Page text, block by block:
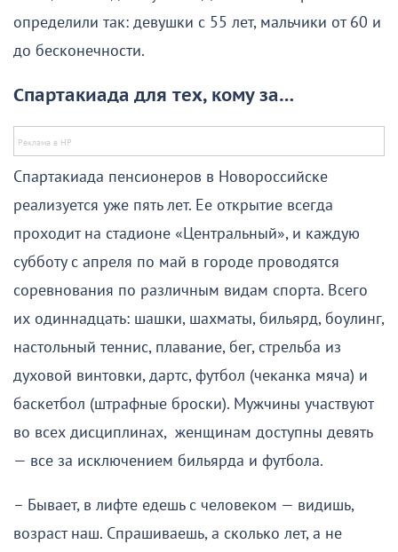
определили так: девушки с 55 лет, мальчики от 60 и
до бесконечности.
Спартакиада для тех, кому за…
Спартакиада пенсионеров в Новороссийске
реализуется уже пять лет. Ее открытие всегда
проходит на стадионе «Центральный», и каждую
субботу с апреля по май в городе проводятся
соревнования по различным видам спорта. Всего
их одиннадцать: шашки, шахматы, бильярд, боулинг,
настольный теннис, плавание, бег, стрельба из
духовой винтовки, дартс, футбол (чеканка мяча) и
баскетбол (штрафные броски). Мужчины участвуют
во всех дисциплинах, женщинам доступны девять
— все за исключением бильярда и футбола.
– Бывает, в лифте едешь с человеком — видишь,
возраст наш. Спрашиваешь, а сколько лет, а не